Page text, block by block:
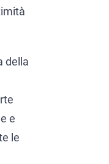
della
e
le